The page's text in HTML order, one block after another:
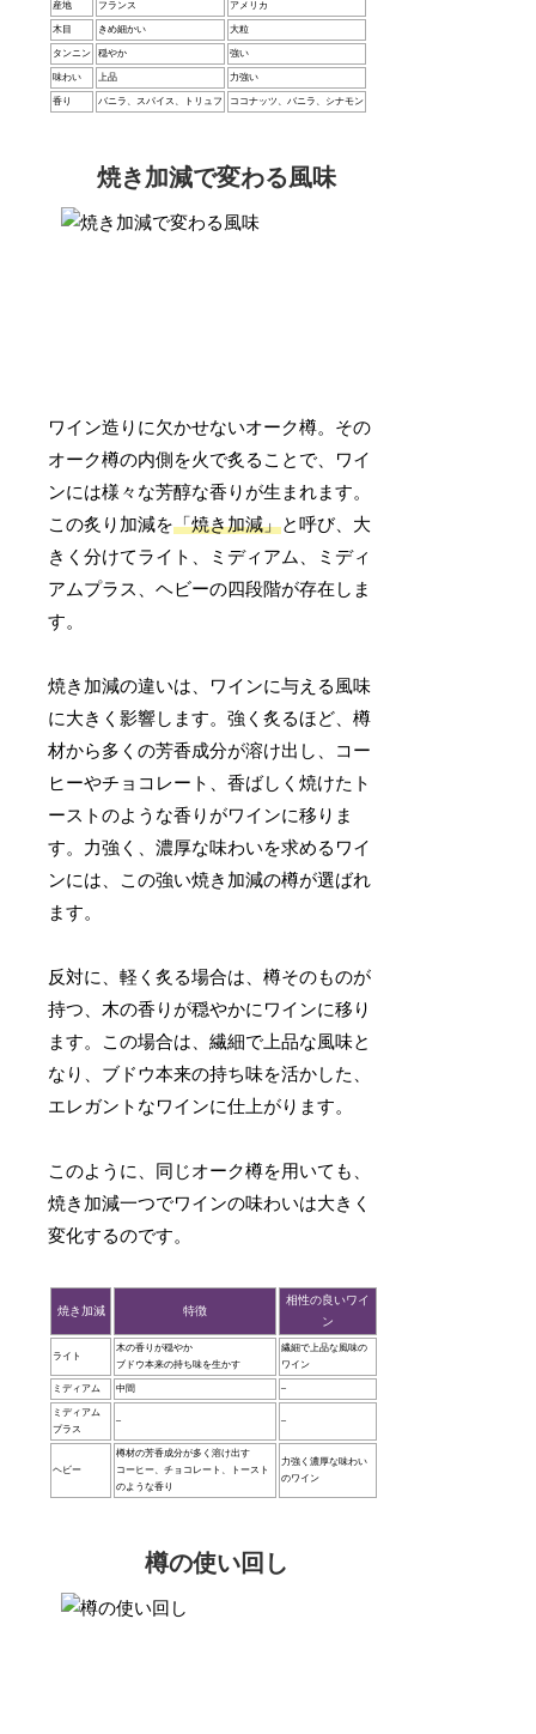
産地 フランス アメリカ
木目 きめ細かい 大粒
タンニン 穏やか 強い
味わい 上品 力強い
香り バニラ、スパイス、トリュフ ココナッツ、バニラ、シナモン
焼き加減で変わる風味
ワイン造りに欠かせないオーク樽。その
オーク樽の内側を火で炙ることで、ワイ
ンには様々な芳醇な香りが生まれます。
この炙り加減を「焼き加減」と呼び、大
きく分けてライト、ミディアム、ミディ
アムプラス、ヘビーの四段階が存在しま
す。
焼き加減の違いは、ワインに与える風味
に大きく影響します。強く炙るほど、樽
材から多くの芳香成分が溶け出し、コー
ヒーやチョコレート、香ばしく焼けたト
ーストのような香りがワインに移りま
す。力強く、濃厚な味わいを求めるワイ
ンには、この強い焼き加減の樽が選ばれ
ます。
反対に、軽く炙る場合は、樽そのものが
持つ、木の香りが穏やかにワインに移り
ます。この場合は、繊細で上品な風味と
なり、ブドウ本来の持ち味を活かした、
エレガントなワインに仕上がります。
このように、同じオーク樽を用いても、
焼き加減一つでワインの味わいは大きく
変化するのです。
焼き加減 特徴
相性の良いワイ
ン
ライト
木の香りが穏やか
ブドウ本来の持ち味を生かす
繊細で上品な風味の
ワイン
ミディアム 中間 –
ミディアム
プラス
– –
ヘビー
樽材の芳香成分が多く溶け出す
コーヒー、チョコレート、トースト
のような香り
力強く濃厚な味わい
のワイン
樽の使い回し